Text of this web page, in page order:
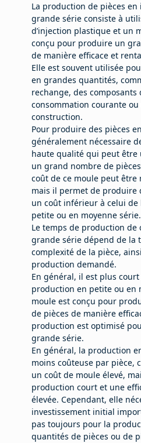
La production de pièces
grande série consiste à
d’injection plastique et un
conçu pour produire un
de manière efficace et
Elle est souvent utilisée
en grandes quantités,
rechange, des
consommation courante ou
construction.
Pour produire des pièces
généralement nécessaire
haute qualité qui peut
un grand nombre de
coût de ce moule peut être
mais il permet de produire
un coût inférieur à celui
petite ou en moyenne série.
Le temps de production de
grande série dépend de la
complexité de la pièce,
production demandé.
En général, il est plus
production en petite ou en
moule est conçu pour
de pièces de manière
production est optimisé
grande série.
En général, la production
moins coûteuse par pièce,
un coût de moule élevé,
production court et une
élevée. Cependant, elle
investissement initial
pas toujours pour la
quantités de pièces ou de